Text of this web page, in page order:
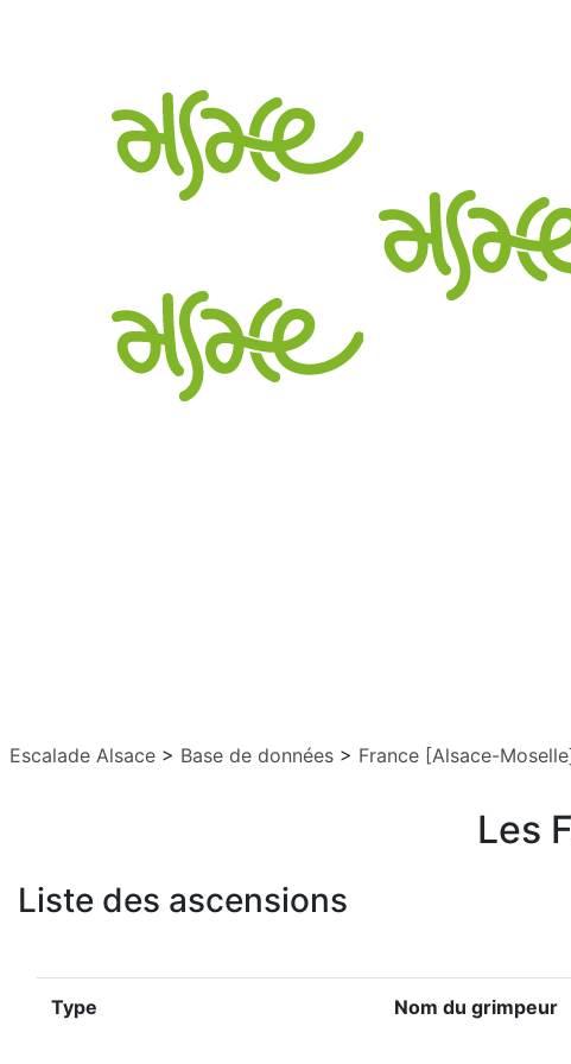
Escalade Alsace > Base de données > France [Alsace-
Les
Liste des ascensions
Type Nom du grimpeur